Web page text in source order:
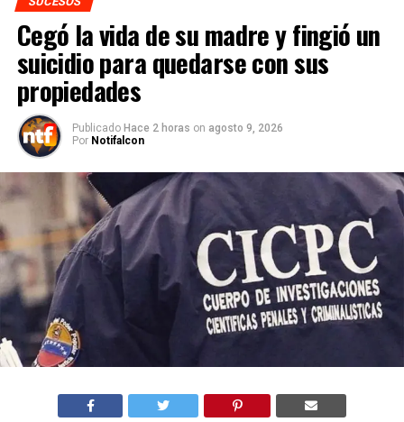
Cegó la vida de su madre y fingió un
suicidio para quedarse con sus
propiedades
Publicado Hace 2 horas on agosto 9, 2026
Por Notifalcon